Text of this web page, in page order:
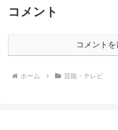
コメント
コメント
ホーム 芸能・テレビ